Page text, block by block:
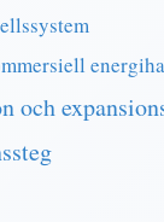
och